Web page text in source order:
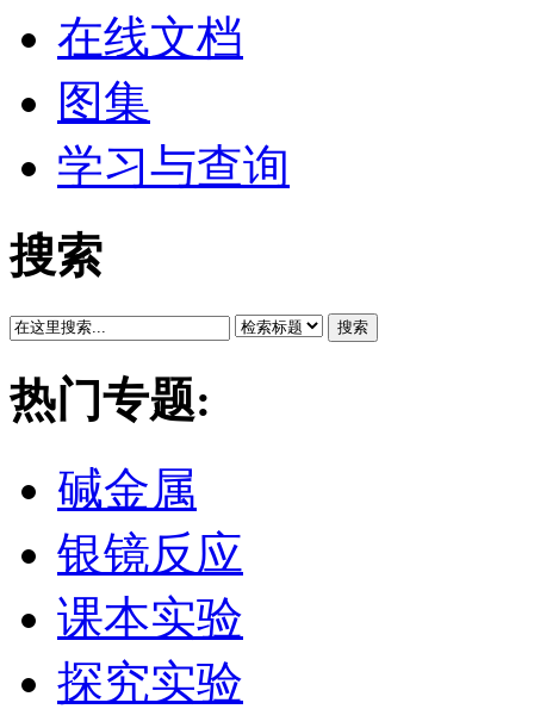
在线文档
图集
学习与查询
搜索
搜索
热门专题:
碱金属
银镜反应
课本实验
探究实验